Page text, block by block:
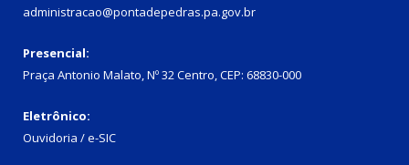
administracao@pontadepedras.pa.gov.br
Presencial:
Praça Antonio Malato, Nº 32 Centro, CEP: 68830-000
Eletrônico:
Ouvidoria / e-SIC